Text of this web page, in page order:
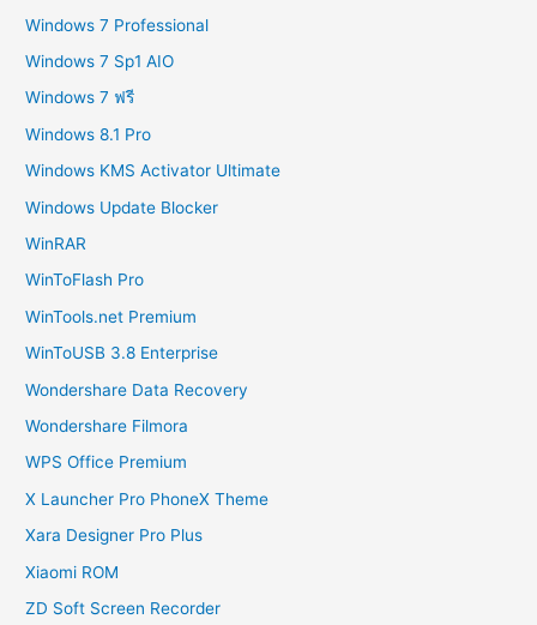
Windows 7 Professional
Windows 7 Sp1 AIO
Windows 7 ฟรี
Windows 8.1 Pro
Windows KMS Activator Ultimate
Windows Update Blocker
WinRAR
WinToFlash Pro
WinTools.net Premium
WinToUSB 3.8 Enterprise
Wondershare Data Recovery
Wondershare Filmora
WPS Office Premium
X Launcher Pro PhoneX Theme
Xara Designer Pro Plus
Xiaomi ROM
ZD Soft Screen Recorder